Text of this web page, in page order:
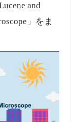
and
」をま